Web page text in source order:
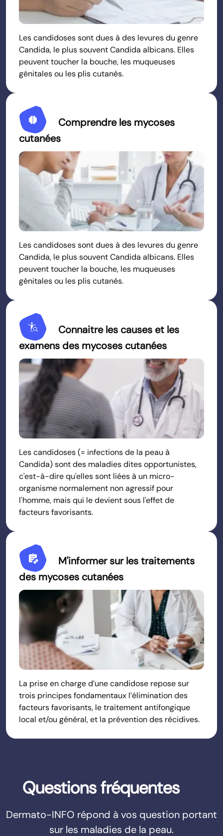
Les candidoses sont dues à des levures du genre
Candida, le plus souvent Candida albicans. Elles
peuvent toucher la bouche, les muqueuses
génitales ou les plis cutanés.
Neurology
Comprendre les mycoses
cutanées
Les candidoses sont dues à des levures du genre
Candida, le plus souvent Candida albicans. Elles
peuvent toucher la bouche, les muqueuses
génitales ou les plis cutanés.
Conditions
Connaitre les causes et les
examens des mycoses cutanées
Les candidoses (= infections de la peau à
Candida) sont des maladies dites opportunistes,
c'est-à-dire qu'elles sont liées à un micro-
organisme normalement non agressif pour
l'homme, mais qui le devient sous l'effet de
facteurs favorisants.
Prescriptions
M'informer sur les traitements
des mycoses cutanées
La prise en charge d’une candidose repose sur
trois principes fondamentaux l’élimination des
facteurs favorisants, le traitement antifongique
local et/ou général, et la prévention des récidives.
Questions fréquentes
Dermato-INFO répond à vos question portant
sur les maladies de la peau.